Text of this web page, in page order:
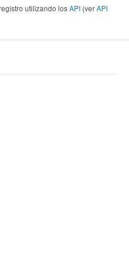
utilizando losAPI (verAPI